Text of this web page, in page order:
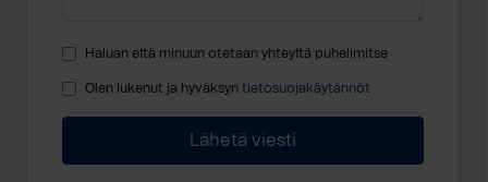
Haluan että minuun otetaan yhteyttä puhelimitse
Olen lukenut ja hyväksyn tietosuojakäytännöt